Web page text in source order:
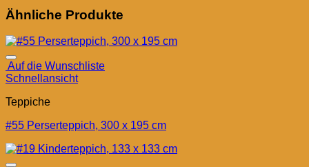
Ähnliche Produkte
Auf die Wunschliste
Schnellansicht
Teppiche
#55 Perserteppich, 300 x 195 cm